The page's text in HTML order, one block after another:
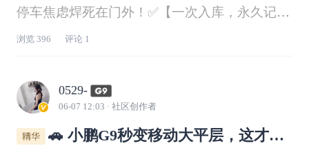
停车焦虑焊死在门外！✅【一次入库，永久记
住】不用反复进出刷数据，第一次手动开进车
准建模】不用提前设导航，驶入地库即刻启动扫
描，昏
浏览 396 评论 1
0529-
06-07 12:03 · 社区创作者
🚗 小鹏G9秒变移动大平层，这才是